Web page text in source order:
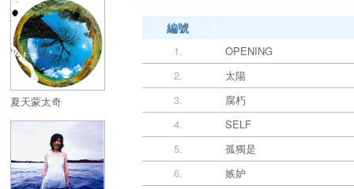
夏天蒙太奇
編號
1.
OPENING
2.
太陽
3.
腐朽
4.
SELF
5.
孤獨是
6.
嫉妒